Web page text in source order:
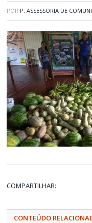
POR P: ASSESSORIA DE
COMPARTILHAR:
CONTEÚDO